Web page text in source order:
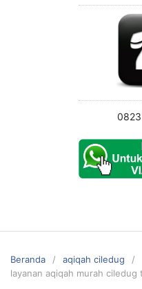
Beranda
aqiqah ciledug
layanan aqiqah murah ciledug